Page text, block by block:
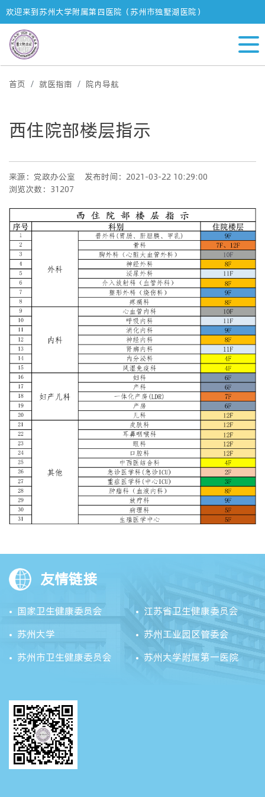
欢迎来到苏州大学附属第四医院（苏州市独墅湖医院）
首页 就医指南 院内导航
西住院部楼层指示
来源：党政办公室
发布时间：2021-03-22 10:29:00
浏览次数：31207
友情链接
国家卫生健康委员会
江苏省卫生健康委员会
苏州大学
苏州工业园区管委会
苏州市卫生健康委员会
苏州大学附属第一医院